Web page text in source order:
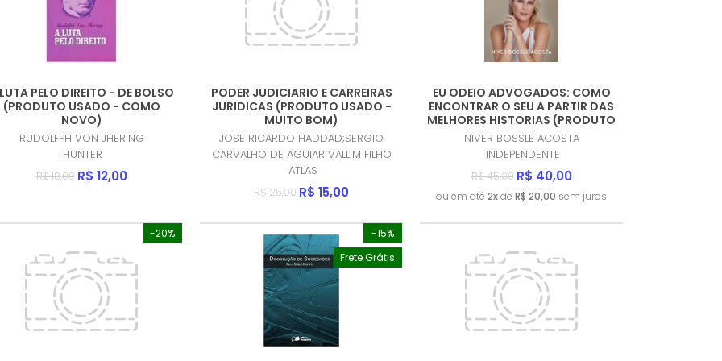
PELO DIREITO - DE BOLSO
(PRODUTO USADO - COMO
NOVO)
RUDOLFPH VON JHERING
HUNTER
R$ 18,00 R$ 12,00
PODER JUDICIARIO E CARREIRAS
JURIDICAS (PRODUTO USADO -
MUITO BOM)
JOSE RICARDO HADDAD;SERGIO
CARVALHO DE AGUIAR VALLIM FILHO
ATLAS
R$ 25,00 R$ 15,00
EU ODEIO ADVOGADOS: COMO
ENCONTRAR O SEU A PARTIR DAS
MELHORES HISTORIAS (PRODUTO
NOVO)
NIVER BOSSLE ACOSTA
INDEPENDENTE
R$ 45,00 R$ 40,00
ou em até 2xde R$ 20,00 sem juros
-20%
-15%
Frete Grátis